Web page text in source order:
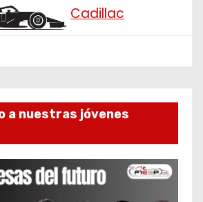
Cadillac
a nuestras jóvenes